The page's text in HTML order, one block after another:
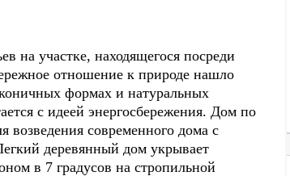
на участке, находящегося посреди
отношение к природе нашло
формах и натуральных
с идеей энергосбережения. Дом по
возведения современного дома с
деревянный дом укрывает
в 7 градусов на стропильной